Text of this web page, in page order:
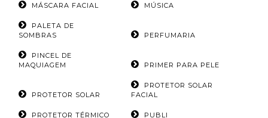
MÁSCARA FACIAL MÚSICA
PALETA DE
SOMBRAS
PERFUMARIA
PINCEL DE
MAQUIAGEM
PRIMER PARA PELE
PROTETOR SOLAR
PROTETOR SOLAR
FACIAL
PROTETOR TÉRMICO PUBLI